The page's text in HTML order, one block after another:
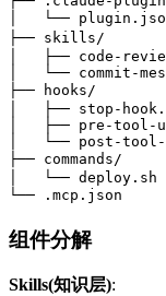
│   └──
├── skills/
│   ├── code-
│   └── commit-
├── hooks/
│   ├── stop-
│   ├── pre-tool-
│   └── post-tool-
├── commands/
│   └── deploy.sh
组件分解
Skills(知识层):